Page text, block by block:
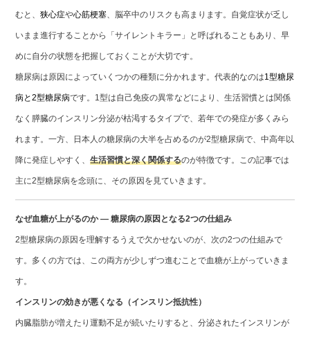
むと、狭心症や心筋梗塞、脳卒中のリスクも高まります。自覚症状が乏し
いまま進行することから「サイレントキラー」と呼ばれることもあり、早
めに自分の状態を把握しておくことが大切です。
糖尿病は原因によっていくつかの種類に分かれます。代表的なのは1型糖尿
病と2型糖尿病です。1型は自己免疫の異常などにより、生活習慣とは関係
なく膵臓のインスリン分泌が枯渇するタイプで、若年での発症が多くみら
れます。一方、日本人の糖尿病の大半を占めるのが2型糖尿病で、中高年以
降に発症しやすく、生活習慣と深く関係するのが特徴です。この記事では
主に2型糖尿病を念頭に、その原因を見ていきます。
なぜ血糖が上がるのか ― 糖尿病の原因となる2つの仕組み
2型糖尿病の原因を理解するうえで欠かせないのが、次の2つの仕組みで
す。多くの方では、この両方が少しずつ進むことで血糖が上がっていきま
す。
インスリンの効きが悪くなる（インスリン抵抗性）
内臓脂肪が増えたり運動不足が続いたりすると、分泌されたインスリンが